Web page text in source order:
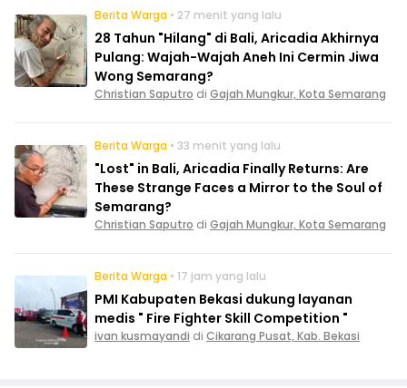
Berita Warga • 27 menit yang lalu
28 Tahun "Hilang" di Bali, Aricadia Akhirnya
Pulang: Wajah-Wajah Aneh Ini Cermin Jiwa
Wong Semarang?
Christian Saputro di Gajah Mungkur, Kota Semarang
Berita Warga • 33 menit yang lalu
"Lost" in Bali, Aricadia Finally Returns: Are
These Strange Faces a Mirror to the Soul of
Semarang?
Christian Saputro di Gajah Mungkur, Kota Semarang
Berita Warga • 17 jam yang lalu
PMI Kabupaten Bekasi dukung layanan
medis " Fire Fighter Skill Competition "
ivan kusmayandi di Cikarang Pusat, Kab. Bekasi